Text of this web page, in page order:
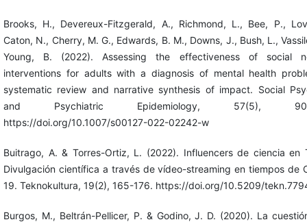
Brooks, H., Devereux-Fitzgerald, A., Richmond, L., Bee, P.,
Caton, N., Cherry, M. G., Edwards, B. M., Downs, J., Bush, L.,
Young, B. (2022). Assessing the effectiveness of social
interventions for adults with a diagnosis of mental health
systematic review and narrative synthesis of impact. Social
and Psychiatric Epidemiology, 57(5),
https://doi.org/10.1007/s00127-022-02242-w
Buitrago, A. & Torres-Ortiz, L. (2022). Influencers de ciencia en
Divulgación científica a través de vídeo-streaming en tiempos de
19. Teknokultura, 19(2), 165-176. https://doi.org/10.5209/
Burgos, M., Beltrán-Pellicer, P. & Godino, J. D. (2020). La